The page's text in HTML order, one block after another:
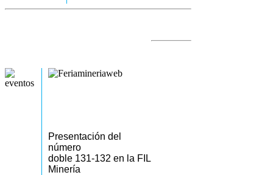
Presentación del
número
doble 131-132 en la FIL
Minería